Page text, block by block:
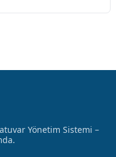
Yönetim Sistemi –